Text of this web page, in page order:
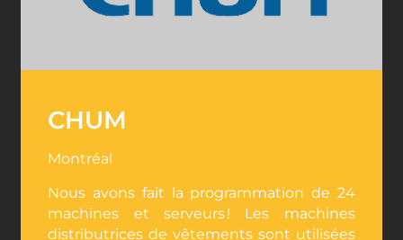
CHUM
Montréal
Nous avons fait la programmation de 24
machines et serveurs ! Les machines
distributrices de vêtements sont utilisées